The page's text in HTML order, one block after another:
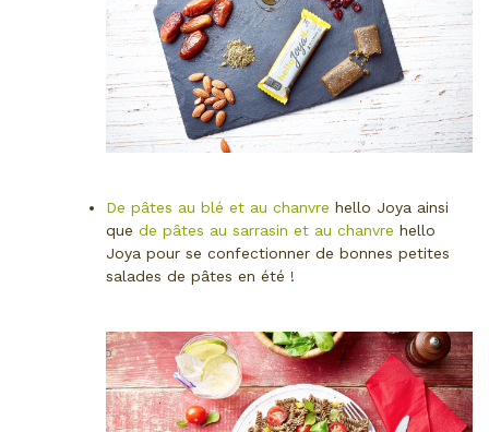
De pâtes au blé et au chanvre hello Joya ainsi
que de pâtes au sarrasin et au chanvre hello
Joya pour se confectionner de bonnes petites
salades de pâtes en été !